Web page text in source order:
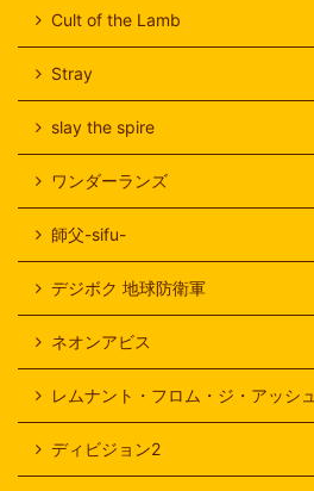
Cult of the Lamb
Stray
slay the spire
ワンダーランズ
師父-sifu-
デジボク 地球防衛軍
ネオンアビス
レムナント・フロム・ジ・アッシュ
ディビジョン2